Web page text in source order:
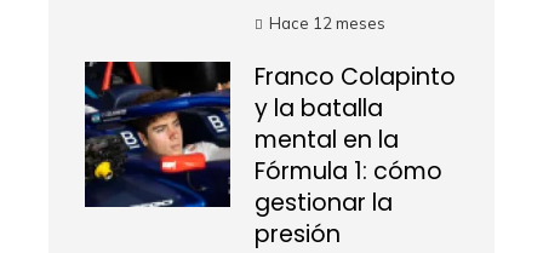
Hace 12 meses
Franco Colapinto
y la batalla
mental en la
Fórmula 1: cómo
gestionar la
presión